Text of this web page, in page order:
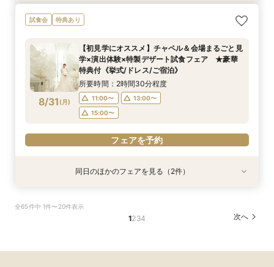
8/30 (日 )
【絶景ロケーション×星空演出体験】多彩な会場
見学＆特製スイーツ試食付フェア ★最大130万
所要時間：2時間30分程度
9:00〜
10:30〜
15:00〜
フェアを予約
8/30 (日 )
【しっかりお見積り比較×何でも相談】安心ブラ
イダル相談会 ★豪華特典付（挙式/ドレス/ご宿
所要時間：2時間30分程度
11:00〜
13:00〜
15:00〜
フェアを予約
8/30 (日 )
【最短1ヶ月の準備OK☆】少人数ウエディング相
談フェア（10名/57万円～）
11:00〜 15:00〜
フェアを予約
試食会 特典あり
8/31 (月)
【初見学にオススメ】チャペル＆会場まるごと見
学×演出体験×特製デザート試食フェア ★豪華
特典付《挙式/ドレス/ご宿泊》
所要時間：2時間30分程度
11:00〜
13:00〜
15:00〜
フェアを予約
特典あり
8/31
イダル相談会 ★豪華特典付（挙式/ドレス/ご宿
11:00〜
13:00〜
特典あり
8/31
談フェア（10名/57万円～）
同日のほかのフェアを見る（2件）
全65件中 1件〜20件表示
1234 次へ